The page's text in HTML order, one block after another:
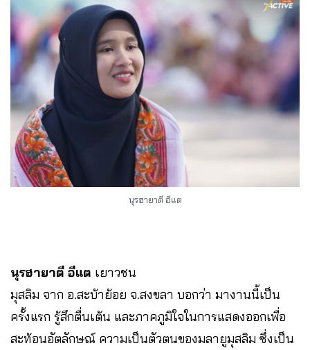
นุรฮายาตี อีแต
นุรฮายาตี อีแต เยาวชน
มุสลิม จาก อ.สะบ้าย้อย จ.สงขลา บอกว่า มางานนี้เป็น
ครั้งแรก รู้สึกตื่นเต้น และภาคภูมิใจในการแสดงออกเพื่อ
สะท้อนอัตลักษณ์ ความเป็นตัวตนของมลายูมุสลิม ซึ่งเป็น